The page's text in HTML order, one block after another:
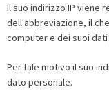
Il suo indirizzo IP viene
dell'abbreviazione, il
computer e dei suoi
Per tale motivo il suo
dato personale.